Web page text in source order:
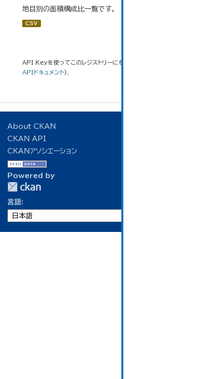
地目別の面積構成比一覧です。
CSV
API Keyを使ってこのレジストリーにもアクセス可能です
APIドキュメント).
About CKAN
CKAN API
CKANアソシエーション
Powered by
言語